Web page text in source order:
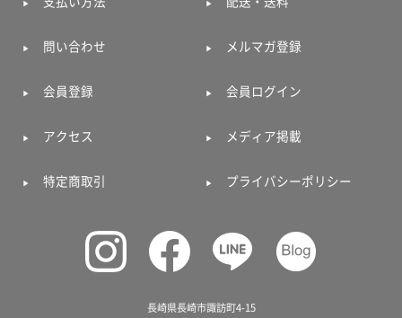
問い合わせ メルマガ登録
会員登録 会員ログイン
アクセス メディア掲載
特定商取引 プライバシーポリシー
長崎県長崎市諏訪町4-15